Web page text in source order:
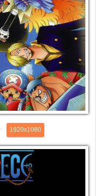
1920x1080